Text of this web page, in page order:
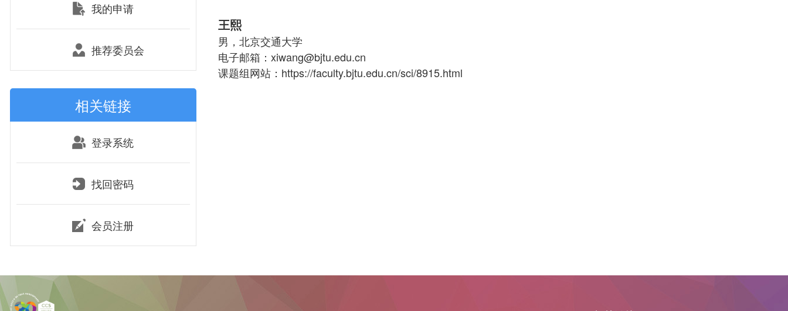
我的申请
推荐委员会
相关链接
登录系统
找回密码
会员注册
王熙
男，北京交通大学
电子邮箱：xiwang@bjtu.edu.cn
课题组网站：https://faculty.bjtu.edu.cn/sci/8915.html